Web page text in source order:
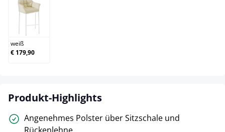
weiß
weiß
€ 179,90
Produkt-Highlights
Angenehmes Polster über Sitzschale und